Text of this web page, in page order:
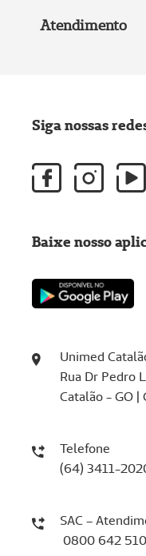
Atendimento
Unimed
Rua Dr Pedro
Catalão - GO |
Telefone
(64) 3411-
SAC –
0800 642
Siga nossas
Baixe nosso